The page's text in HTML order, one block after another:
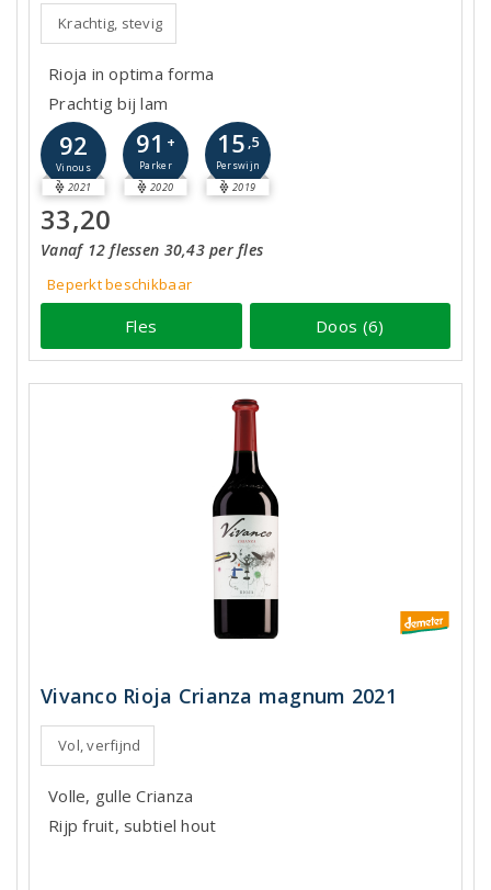
Krachtig, stevig
Rioja in optima forma
Prachtig bij lam
92
Vinous
2021
91 +
Parker
2020
15 ,5
Perswijn
2019
33,20
Vanaf 12 flessen 30,43 per fles
Beperkt beschikbaar
Fles Doos (6)
Vivanco Rioja Crianza magnum 2021
Vol, verfijnd
Volle, gulle Crianza
Rijp fruit, subtiel hout